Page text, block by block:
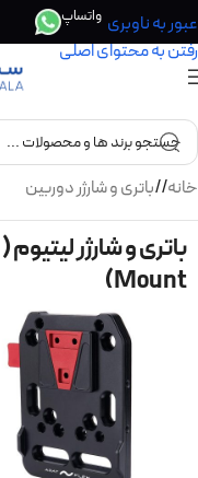
عبور به ناوبری
رفتن به محتوای اصلی
واتساپ
خانه/ باتری و شارژر دوربین
Mount)